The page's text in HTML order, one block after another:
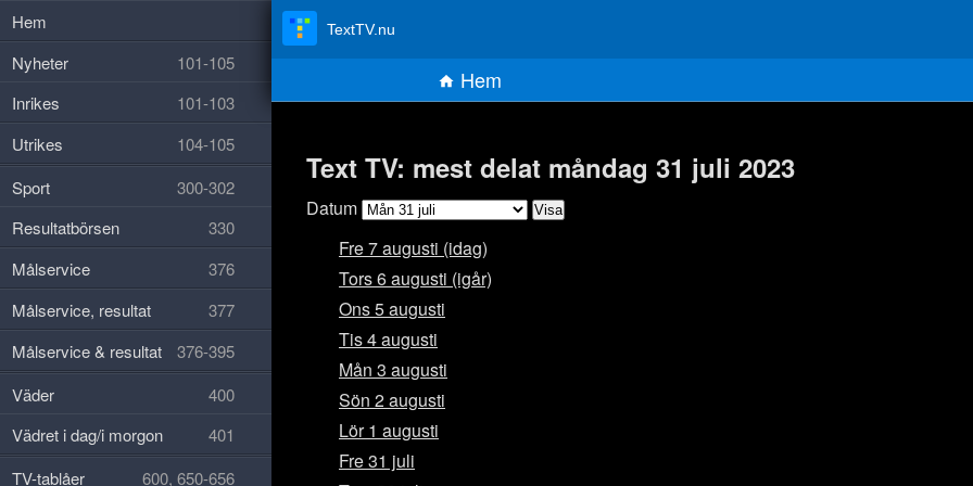
Text TV: mest delat måndag 31 juli 2023
Datum
Fre 7 augusti (idag)
Tors 6 augusti (igår)
Ons 5 augusti
Tis 4 augusti
Mån 3 augusti
Sön 2 augusti
Lör 1 augusti
Fre 31 juli
TextTV.nu
Hem
Hem
Nyheter
101-105
Inrikes
101-103
Utrikes
104-105
Sport
300-302
Resultatbörsen
330
Målservice
376
Målservice, resultat
377
Målservice & resultat
376-395
Väder
400
Vädret i dag/i morgon
401
TV-tablåer
600, 650-656